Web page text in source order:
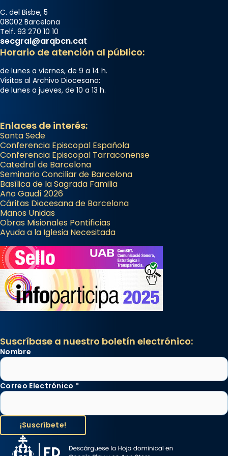
C. del Bisbe, 5
08002 Barcelona
Telf. 93 270 10 10
secgral@arqbcn.cat
Horario de atención al público:
de lunes a viernes, de 9 a 14 h.
Visitas al Archivo Diocesano:
de lunes a jueves, de 10 a 13 h.
Enlaces de interés:
Santa Sede
Conferencia Episcopal Española
Conferencia Episcopal Tarraconense
Catedral de Barcelona
Seminario Conciliar de Barcelona
Basílica de la Sagrada Familia
Año Gaudí 2026
Cáritas Diocesana de Barcelona
Manos Unidas
Obras Misionales Pontificias
Ayuda a la Iglesia Necesitada
Suscríbase a nuestro boletín electrónico:
Nombre
Correo Electrónico *